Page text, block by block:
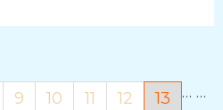
…
Page
9 Page
10 Page
11 Page
12
Page
13
…